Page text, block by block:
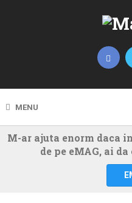
MENU
M-ar ajuta enorm daca
de pe eMAG, ai